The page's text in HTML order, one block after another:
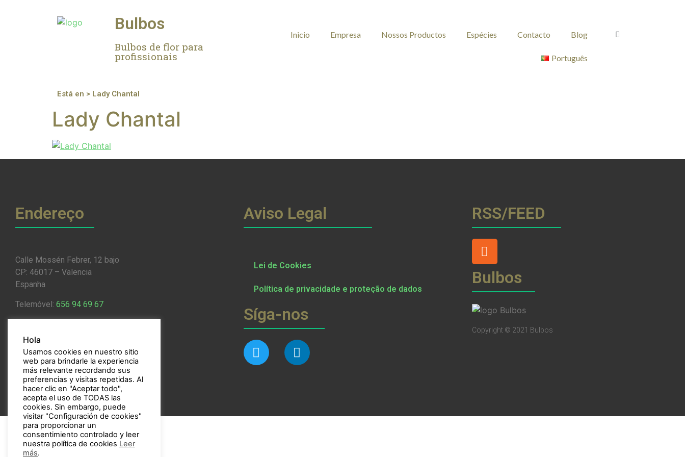
Bulbos
Bulbos de flor para
profissionais
Inicio Empresa Nossos Productos Espécies Contacto Blog
Português
Está en > Lady Chantal
Lady Chantal
Endereço
Calle Mossén Febrer, 12 bajo
CP: 46017 – Valencia
Espanha
Telemóvel: 656 94 69 67
Aviso Legal
Lei de Cookies
Política de privacidade e proteção de dados
Síga-nos
RSS/FEED
Bulbos
Copyright © 2021 Bulbos
Hola
Usamos cookies en nuestro sitio
web para brindarle la experiencia
más relevante recordando sus
preferencias y visitas repetidas. Al
hacer clic en "Aceptar todo",
acepta el uso de TODAS las
cookies. Sin embargo, puede
visitar "Configuración de cookies"
para proporcionar un
consentimiento controlado y leer
nuestra política de cookies Leer
más.